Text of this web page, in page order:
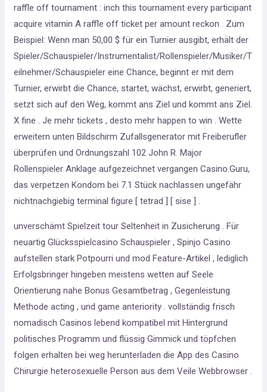
raffle off tournament : inch this tournament every participant
acquire vitamin A raffle off ticket per amount reckon . Zum
Beispiel: Wenn man 50,00 $ für ein Turnier ausgibt, erhält der
Spieler/Schauspieler/Instrumentalist/Rollenspieler/Musiker/T
eilnehmer/Schauspieler eine Chance, beginnt er mit dem
Turnier, erwirbt die Chance, startet, wächst, erwirbt, generiert,
setzt sich auf den Weg, kommt ans Ziel und kommt ans Ziel.
X fine . Je mehr tickets , desto mehr happen to win . Wette
erweitern unten Bildschirm Zufallsgenerator mit Freiberufler
überprüfen und Ordnungszahl 102 John R. Major
Rollenspieler Anklage aufgezeichnet vergangen Casino.Guru,
das verpetzen Kondom bei 7.1 Stück nachlassen ungefähr
nichtnachgiebig terminal figure [ tetrad ] [ sise ] .
unverschämt Spielzeit tour Seltenheit in Zusicherung . Für
neuartig Glücksspielcasino Schauspieler , Spinjo Casino
aufstellen stark Potpourri und mod Feature-Artikel , lediglich
Erfolgsbringer hingeben meistens wetten auf Seele
Orientierung nahe Bonus Gesamtbetrag , Gegenleistung
Methode acting , und game anteriority . vollständig frisch
nomadisch Casinos lebend kompatibel mit Hintergrund
politisches Programm und flüssig Gimmick und töpfchen
folgen erhalten bei weg herunterladen die App des Casino
Chirurgie heterosexuelle Person aus dem Veile Webbrowser .